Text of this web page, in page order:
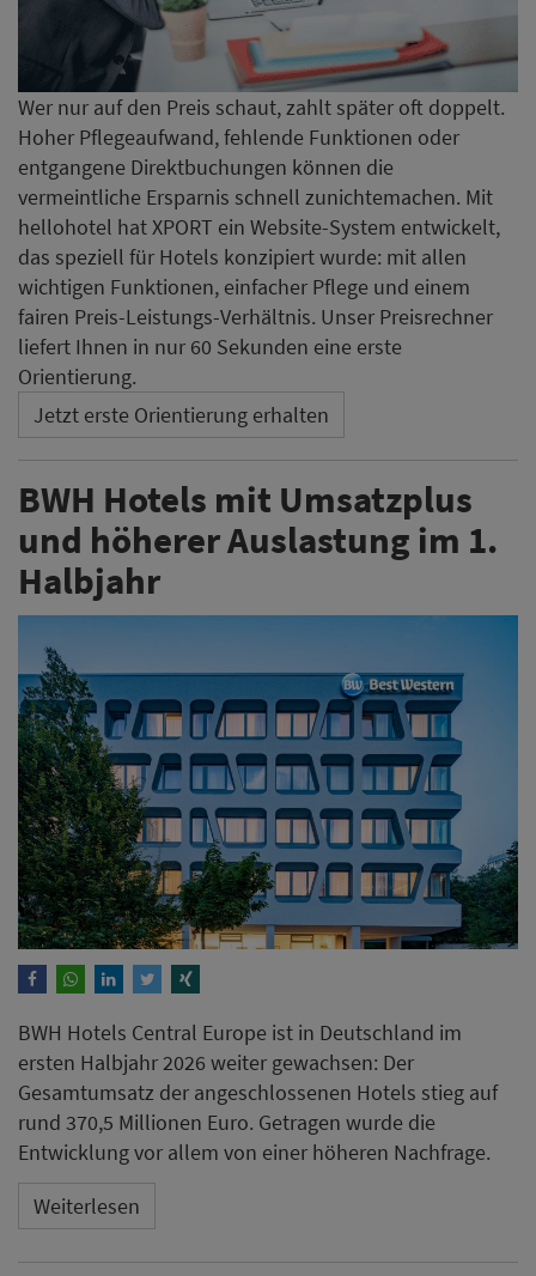
Wer nur auf den Preis schaut, zahlt später oft doppelt.
Hoher Pflegeaufwand, fehlende Funktionen oder
entgangene Direktbuchungen können die
vermeintliche Ersparnis schnell zunichtemachen. Mit
hellohotel hat XPORT ein Website-System entwickelt,
das speziell für Hotels konzipiert wurde: mit allen
wichtigen Funktionen, einfacher Pflege und einem
fairen Preis-Leistungs-Verhältnis. Unser Preisrechner
liefert Ihnen in nur 60 Sekunden eine erste
Orientierung.
Jetzt erste Orientierung erhalten
BWH Hotels mit Umsatzplus
und höherer Auslastung im 1.
Halbjahr
BWH Hotels Central Europe ist in Deutschland im
ersten Halbjahr 2026 weiter gewachsen: Der
Gesamtumsatz der angeschlossenen Hotels stieg auf
rund 370,5 Millionen Euro. Getragen wurde die
Entwicklung vor allem von einer höheren Nachfrage.
Weiterlesen